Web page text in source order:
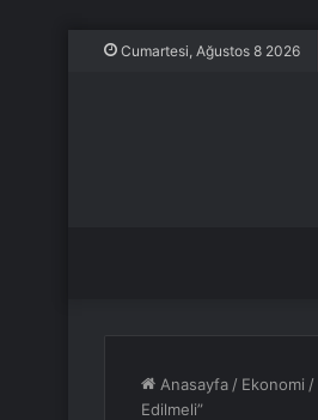
Cumartesi, Ağustos 8 2026
Anasayfa / Ekonomi /
Edilmeli”